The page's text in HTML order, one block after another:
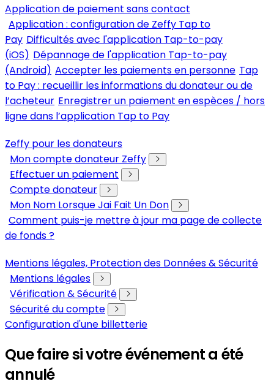
Application de paiement sans contact
Application : configuration de Zeffy Tap to
Pay Difficultés avec l'application Tap-to-pay
(iOS) Dépannage de l'application Tap-to-pay
(Android) Accepter les paiements en personne Tap
to Pay : recueillir les informations du donateur ou de
l’acheteur Enregistrer un paiement en espèces / hors
ligne dans l’application Tap to Pay
Zeffy pour les donateurs
Mon compte donateur Zeffy
Effectuer un paiement
Compte donateur
Mon Nom Lorsque Jai Fait Un Don
Comment puis-je mettre à jour ma page de collecte
de fonds ?
Mentions légales, Protection des Données & Sécurité
Mentions légales
Vérification & Sécurité
Sécurité du compte
Configuration d'une billetterie
Que faire si votre événement a été
annulé